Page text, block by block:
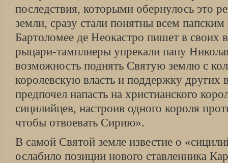
последствия, ко­торыми обернулось это
земли, сразу стали понятны всем
Бартоломее де Неокастро пишет в своих
рыцари-тамп­лиеры упрекали папу
возможность под­нять Святую землю с
королевскую власть и поддержку других
предпочел напасть на христианского
сицилийцев, настроив одного короля
чтобы отвоевать Си­рию».
В самой Святой земле известие о
ослабило позиции нового ставленника